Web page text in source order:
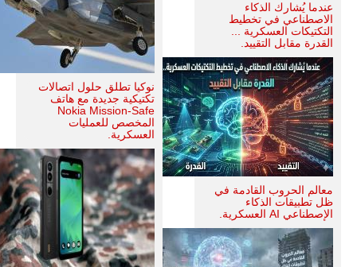
عندما يُشارك الذكاء
الاصطناعي في تخطيط
التكتيكات العسكرية ...
القدرة مقابل التقييد.
معالم الحروب القادمة في
ظل تطبيقات الذكاء
الإصطناعي AI العسكرية.
نوكيا تطلق حلول اتصالات
تكتيكية جديدة مع هاتف
Nokia Mission-Safe
المخصص للعمليات
العسكرية.